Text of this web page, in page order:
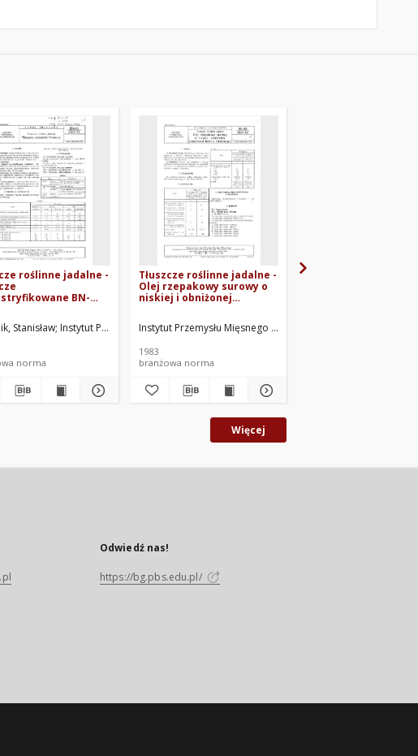
Przemysłu Olejarskiego, Warszawa. Oprac.
roślinne jadalne -
BN-
Stanisław Instytut Przemysłu Mięsnego i Tłuszczowego, Warszawa. Oprac.
norma
Tłuszcze roślinne jadalne -
Olej rzepakowy surowy o
niskiej i obniżonej
erukowego BN-83/8051-05
Instytut Przemysłu Mięsnego i Tłuszczowego, Warszawa.
1983
branżowa norma
Więcej
Odwiedź nas!
https://bg.pbs.edu.pl/